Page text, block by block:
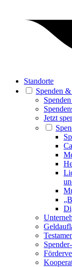
Standorte
Spenden
Jetzt